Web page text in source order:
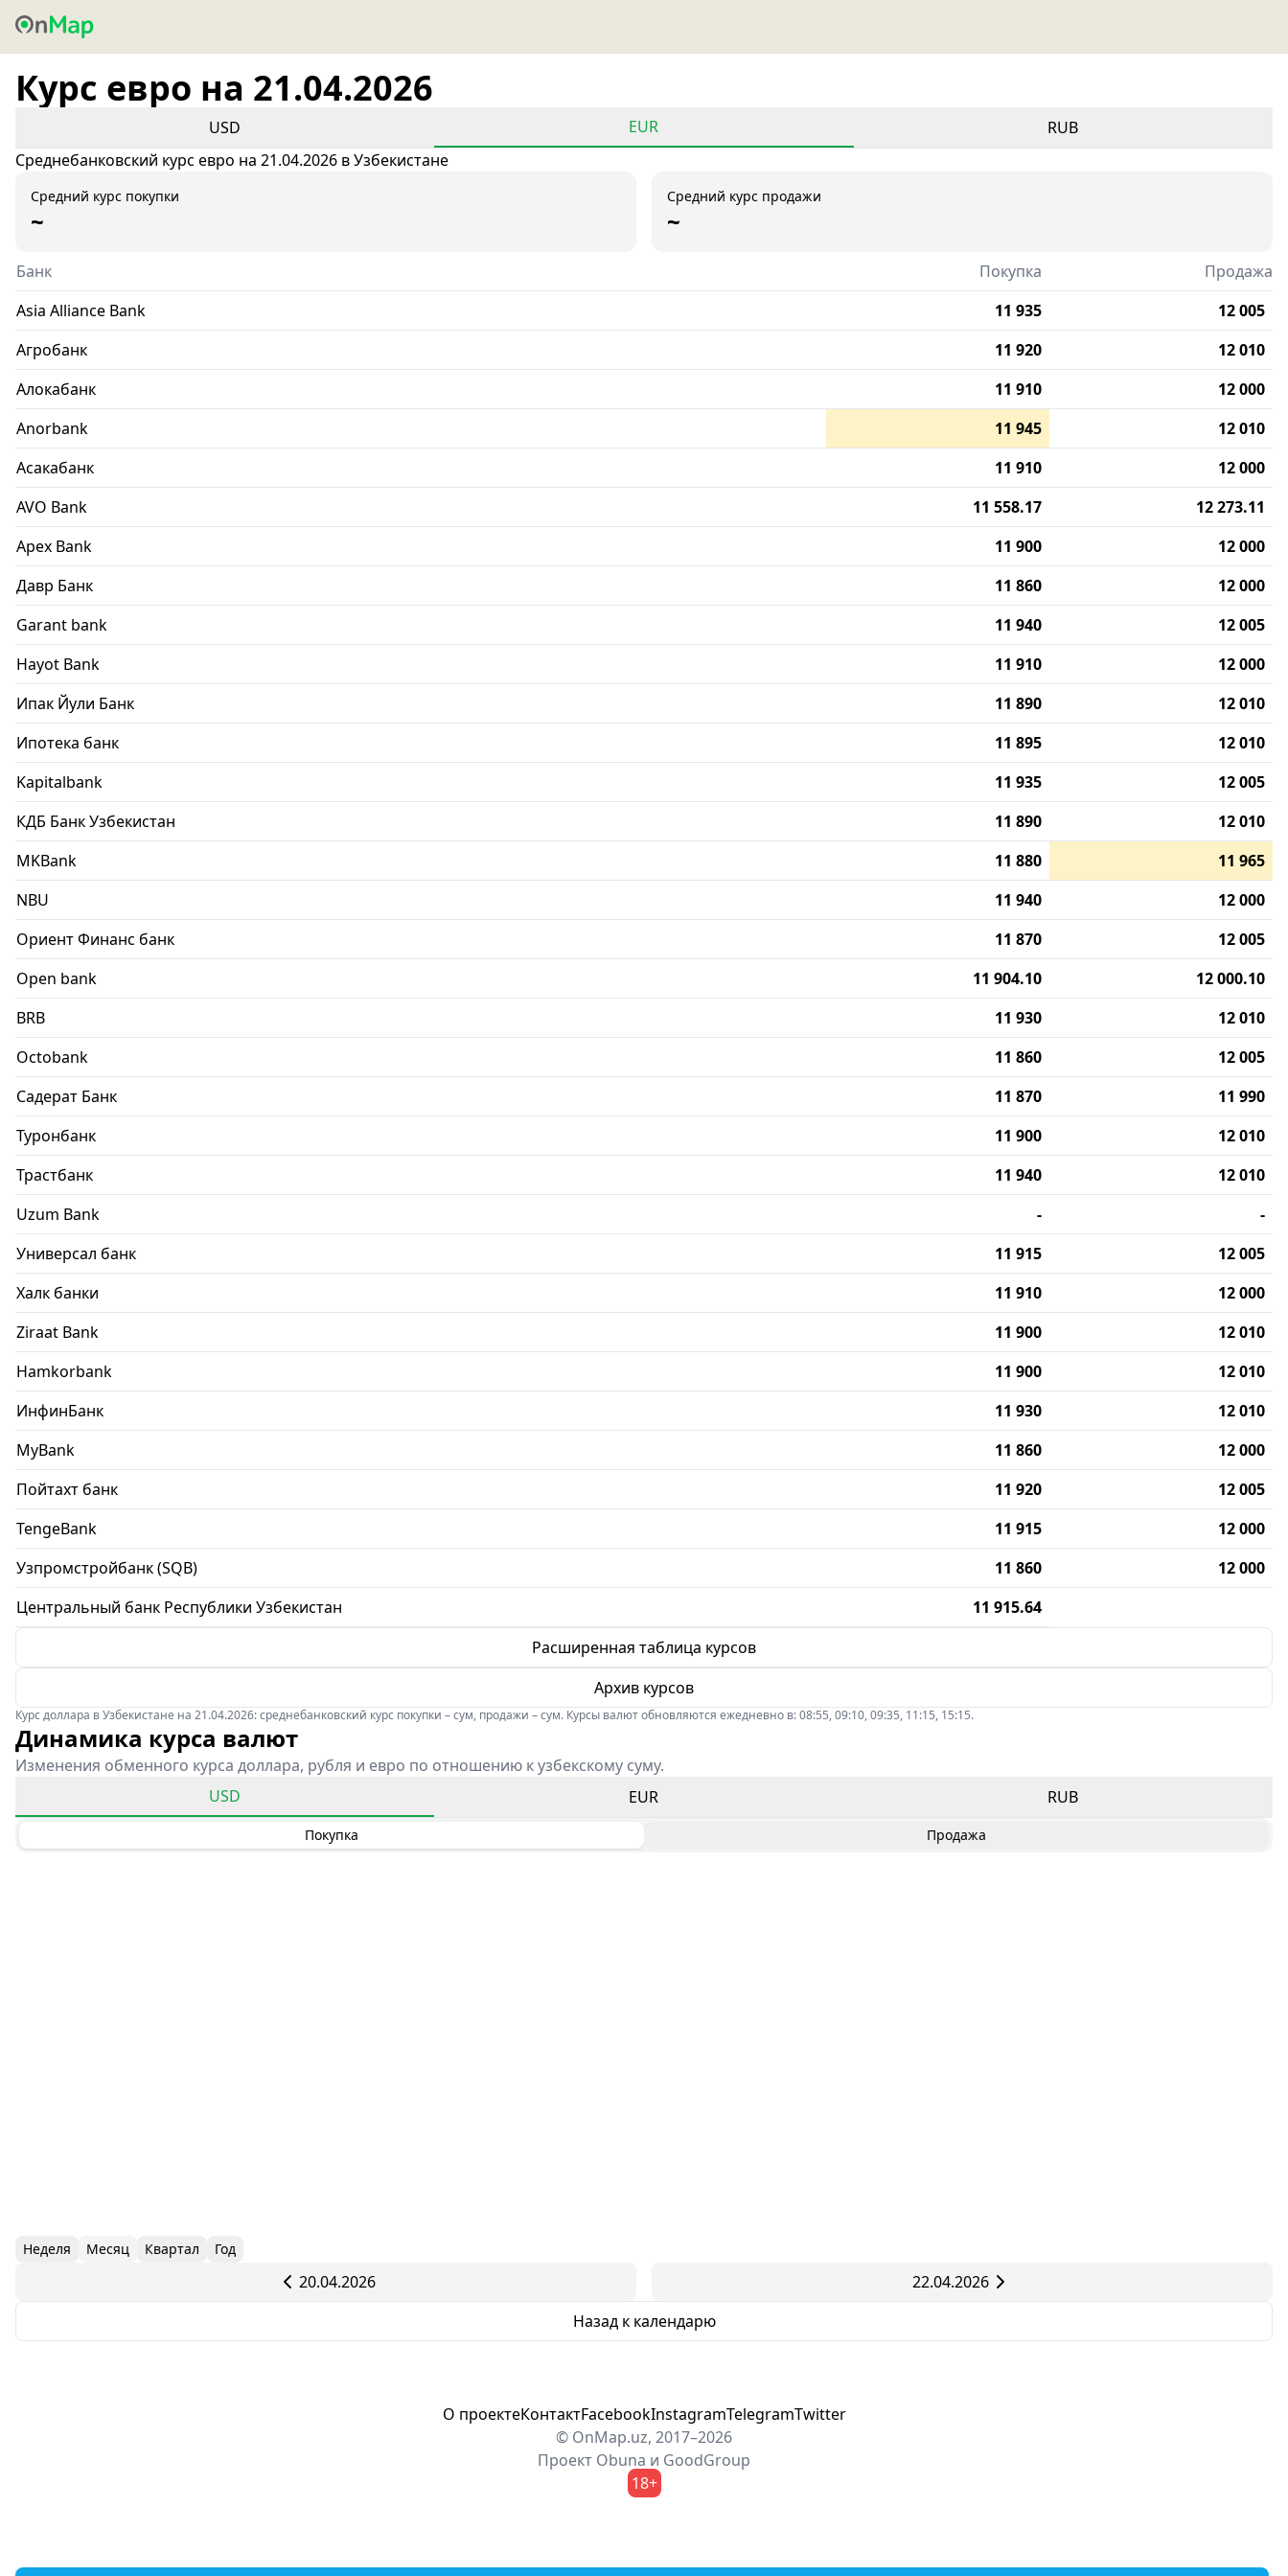
Курс евро на 21.04.2026
USD EUR
RUB
Среднебанковский курс евро на 21.04.2026 в Узбекистане
Средний курс покупки
~
Средний курс продажи
~
Банк Покупка
Продажа
Asia Alliance Bank
11 935
12 005
Агробанк
11 920
12 010
Алокабанк
11 910
12 000
Anorbank
11 945
12 010
Асакабанк
11 910
12 000
AVO Bank
11 558.17
12 273.11
Apex Bank
11 900
12 000
Давр Банк
11 860
12 000
Garant bank
11 940
12 005
Hayot Bank
11 910
12 000
Ипак Йули Банк
11 890
12 010
Ипотека банк
11 895
12 010
Kapitalbank
11 935
12 005
КДБ Банк Узбекистан
11 890
12 010
MKBank
11 880
11 965
NBU
11 940
12 000
Ориент Финанс банк
11 870
12 005
Open bank
11 904.10
12 000.10
BRB
11 930
12 010
Octobank
11 860
12 005
Садерат Банк
11 870
11 990
Туронбанк
11 900
12 010
Трастбанк
11 940
12 010
Uzum Bank
-
-
Универсал банк
11 915
12 005
Халк банки
11 910
12 000
Ziraat Bank
11 900
12 010
Hamkorbank
11 900
12 010
ИнфинБанк
11 930
12 010
MyBank
11 860
12 000
Пойтахт банк
11 920
12 005
TengeBank
11 915
12 000
Узпромстройбанк (SQB)
11 860
12 000
Центральный банк Республики Узбекистан
11 915.64
Расширенная таблица курсов
Архив курсов
Курс доллара в Узбекистане на 21.04.2026: среднебанковский курс покупки – сум, продажи – сум. Курсы валют обновляются ежедневно в: 08:55, 09:10, 09:35, 11:15, 15:15.
Динамика курса валют
Изменения обменного курса доллара, рубля и евро по отношению к узбекскому суму.
USD
EUR RUB
Покупка Продажа
Неделя Месяц Квартал Год
20.04.2026
22.04.2026
Назад к календарю
О проектеКонтактFacebookInstagramTelegramTwitter
© OnMap.uz, 2017–2026
Проект Obuna и GoodGroup
18+